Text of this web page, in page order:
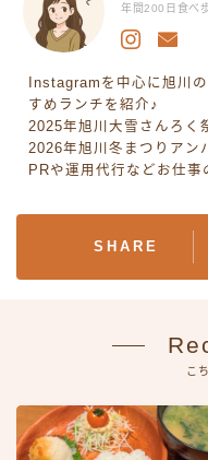
年間200日食べ
Instagramを中心に旭川
すめランチを紹介♪
2025年旭川大雪さんろく
2026年旭川冬まつりアン
PRや運用代行などお仕
SHARE
こ